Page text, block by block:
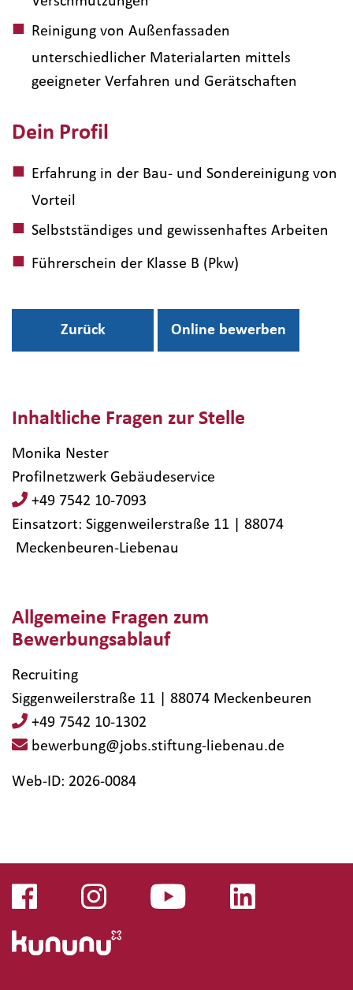
Reinigung von Außenfassaden
unterschiedlicher Materialarten mittels
geeigneter Verfahren und Gerätschaften
Dein Profil
Erfahrung in der Bau- und Sondereinigung von
Vorteil
Selbstständiges und gewissenhaftes Arbeiten
Führerschein der Klasse B (Pkw)
Inhaltliche Fragen zur Stelle
Monika Nester
Profilnetzwerk Gebäudeservice
+49 7542 10-7093
Einsatzort: Siggenweilerstraße 11 | 88074​
Meckenbeuren-Liebenau
Allgemeine Fragen zum
Bewerbungsablauf
Recruiting
Siggenweilerstraße 11 | 88074 Meckenbeuren
+49 7542 10-1302
bewerbung@jobs.stiftung-liebenau.de
Web-ID: 2026-0084
Zurück Online bewerben